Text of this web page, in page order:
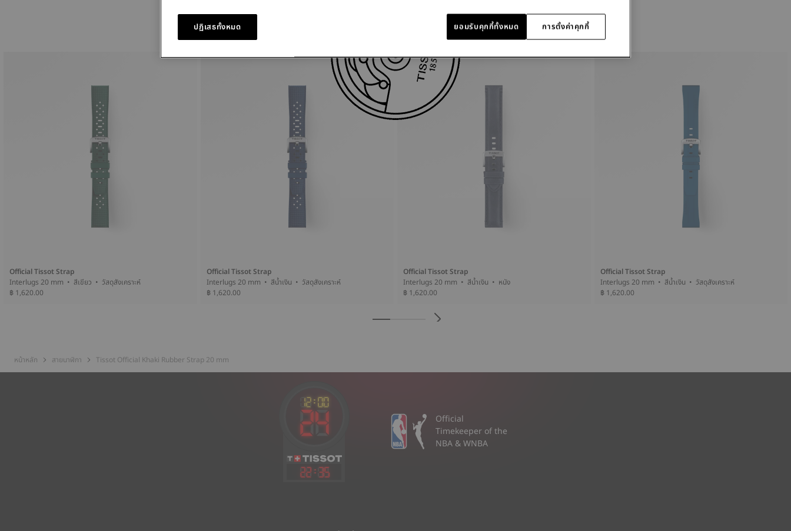
Official Tissot Strap
Interlugs 20 mm • สีเขียว • วัสดุสังเคราะห์
฿ 1,620.00
Official Tissot Strap
Interlugs 20 mm • สีน้ำเงิน • วัสดุสังเคราะห์
฿ 1,620.00
Official Tissot Strap
Interlugs 20 mm • สีน้ำเงิน • หนัง
฿ 1,620.00
Official Tissot Strap
Interlugs 20 mm • สีน้ำเงิน • วัสดุสังเคราะห์
฿ 1,620.00
หน้าหลัก สายนาฬิกา Tissot Official Khaki Rubber Strap 20 mm
22: 35
Official
Timekeeper of the
NBA & WNBA
การตั้งค่าคุกกี้
ปฏิเสธทั้งหมด ยอมรับคุกกี้ทั้งหมด